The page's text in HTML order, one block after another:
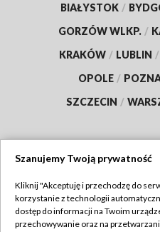
BIAŁYSTOK /
GORZÓW WLKP. /
KRAKÓW / LUBLIN /
OPOLE /
SZCZECIN /
Abonament TVP
Szanujemy Twoją prywatność
Kliknij "Akceptuję i przechodzę do
korzystanie z technologii
dostęp do informacji na Twoim
przechowywanie oraz na